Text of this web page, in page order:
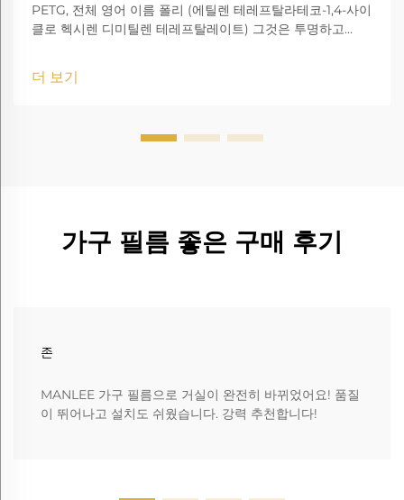
PETG, 전체 영어 이름 폴리 (에틸렌 테레프탈라테코-1,4-사이
클로 헥시렌 디미틸렌 테레프탈레이트) 그것은 투명하고
더 보기
가구 필름 좋은 구매 후기
존
MANLEE 가구 필름으로 거실이 완전히 바뀌었어요! 품질
이 뛰어나고 설치도 쉬웠습니다. 강력 추천합니다!